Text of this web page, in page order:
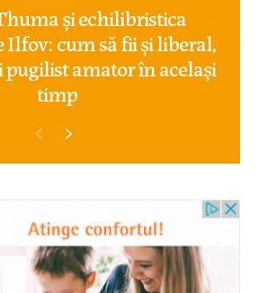
și echilibristica
cum să fii și liberal,
pugilist amator în același
timp